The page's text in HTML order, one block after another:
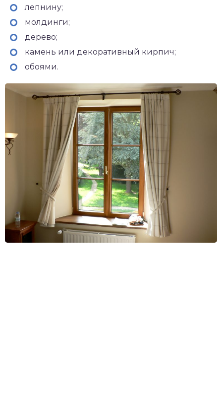
лепнину;
молдинги;
дерево;
камень или декоративный кирпич;
обоями.